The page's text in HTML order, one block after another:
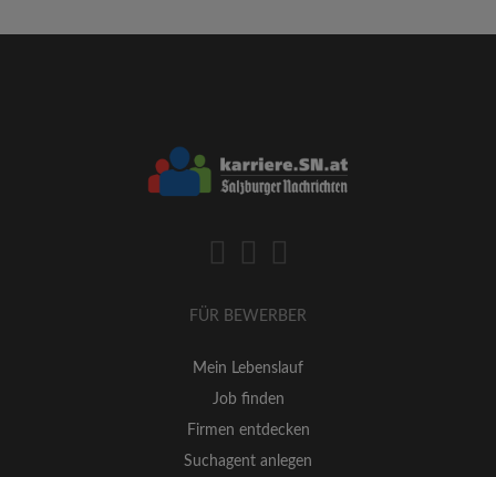
FÜR BEWERBER
Mein Lebenslauf
Job finden
Firmen entdecken
Suchagent anlegen